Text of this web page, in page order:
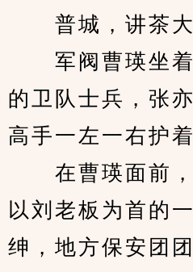
普城，讲茶大
军阀曹瑛坐着
的卫队士兵，张
高手一左一右护着
在曹瑛面前，
以刘老板为首的
绅，地方保安团